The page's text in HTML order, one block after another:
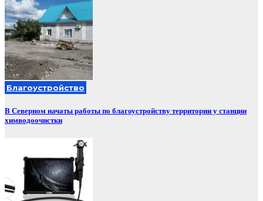
Благоустройство
В Северном начаты работы по благоустройству территории у станции
химводоочистки